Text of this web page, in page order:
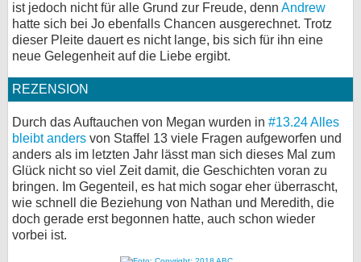
ist jedoch nicht für alle Grund zur Freude, denn Andrew
hatte sich bei Jo ebenfalls Chancen ausgerechnet. Trotz
dieser Pleite dauert es nicht lange, bis sich für ihn eine
neue Gelegenheit auf die Liebe ergibt.
REZENSION
Durch das Auftauchen von Megan wurden in #13.24 Alles
bleibt anders von Staffel 13 viele Fragen aufgeworfen und
anders als im letzten Jahr lässt man sich dieses Mal zum
Glück nicht so viel Zeit damit, die Geschichten voran zu
bringen. Im Gegenteil, es hat mich sogar eher überrascht,
wie schnell die Beziehung von Nathan und Meredith, die
doch gerade erst begonnen hatte, auch schon wieder
vorbei ist.